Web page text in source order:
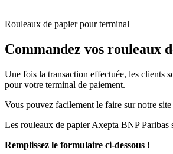
Rouleaux de papier pour terminal
Commandez vos rouleaux
Une fois la transaction effectuée, les clients
pour votre terminal de paiement.
Vous pouvez facilement le faire sur notre
Les rouleaux de papier Axepta BNP
Remplissez le formulaire ci-dessous !